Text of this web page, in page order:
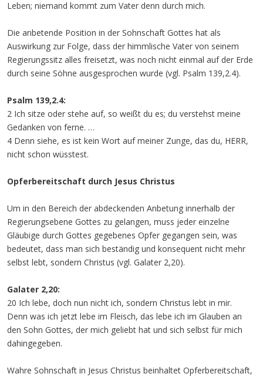
Leben; niemand kommt zum Vater denn durch mich.
Die anbetende Position in der Sohnschaft Gottes hat als
Auswirkung zur Folge, dass der himmlische Vater von seinem
Regierungssitz alles freisetzt, was noch nicht einmal auf der Erde
durch seine Söhne ausgesprochen wurde (vgl. Psalm 139,2.4).
Psalm 139,2.4:
2 Ich sitze oder stehe auf, so weißt du es; du verstehst meine
Gedanken von ferne. …
4 Denn siehe, es ist kein Wort auf meiner Zunge, das du, HERR,
nicht schon wüsstest.
Opferbereitschaft durch Jesus Christus
Um in den Bereich der abdeckenden Anbetung innerhalb der
Regierungsebene Gottes zu gelangen, muss jeder einzelne
Gläubige durch Gottes gegebenes Opfer gegangen sein, was
bedeutet, dass man sich beständig und konsequent nicht mehr
selbst lebt, sondern Christus (vgl. Galater 2,20).
Galater 2,20:
20 Ich lebe, doch nun nicht ich, sondern Christus lebt in mir.
Denn was ich jetzt lebe im Fleisch, das lebe ich im Glauben an
den Sohn Gottes, der mich geliebt hat und sich selbst für mich
dahingegeben.
Wahre Sohnschaft in Jesus Christus beinhaltet Opferbereitschaft,